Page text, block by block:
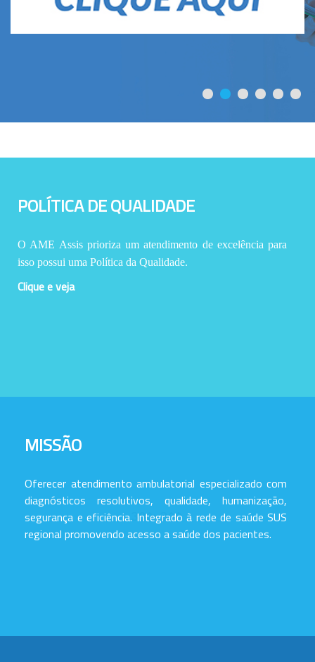
POLÍTICA DE QUALIDADE
O AME Assis prioriza um atendimento de excelência para
isso possui uma Política da Qualidade.
Clique e veja
MISSÃO
Oferecer atendimento ambulatorial especializado com
diagnósticos resolutivos, qualidade, humanização,
segurança e eficiência. Integrado à rede de saúde SUS
regional promovendo acesso a saúde dos pacientes.